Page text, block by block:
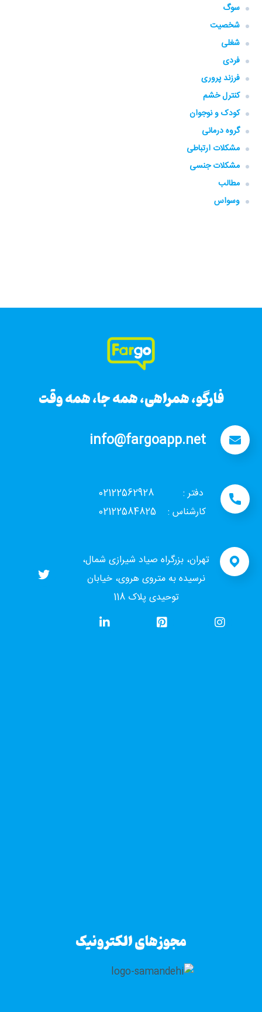
سوگ
شخصیت
شغلی
فردی
فرزند پروری
کنترل خشم
کودک و نوجوان
گروه‌ درمانی
مشکلات ارتباطی
مشکلات جنسی
مطالب
وسواس
فارگو، همراهی، همه جا، همه وقت
info@fargoapp.net
دفتر : 02122562928
کارشناس : 02122584825
تهران، بزرگراه صیاد شیرازی شمال،
نرسیده به متروی هروی، خیابان
توحیدی پلاک 118
مجوزهای الکترونیک